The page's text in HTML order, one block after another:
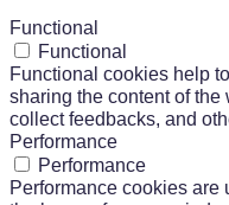
Functional
Functional
Functional cookies help
sharing the content of
collect feedbacks, and
Performance
Performance
Performance cookies